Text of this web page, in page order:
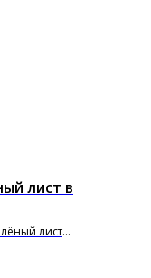
лист в
лист